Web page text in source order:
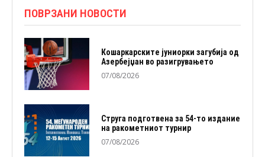
ПОВРЗАНИ НОВОСТИ
Кошаркарските јуниорки загубија од
Азербејџан во разигрувањето
07/08/2026
Струга подготвена за 54-то издание
на ракометниот турнир
07/08/2026